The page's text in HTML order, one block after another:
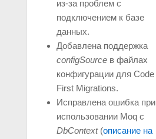
из-за проблем с
подключением к базе
данных.
Добавлена поддержка
configSourceв файлах
конфигурации для Code
First Migrations.
Исправлена ошибка при
использовании Moq с
DbContext(описание на